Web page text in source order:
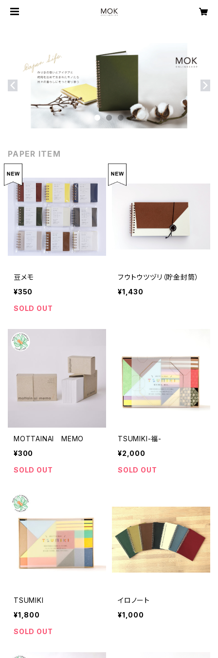
PAPER ITEM
豆メモ
¥350
SOLD OUT
フウトウツヅリ（貯金封筒）
¥1,430
MOTTAINAI MEMO
¥300
SOLD OUT
TSUMIKI-福-
¥2,000
SOLD OUT
TSUMIKI
¥1,800
SOLD OUT
イロノート
¥1,000